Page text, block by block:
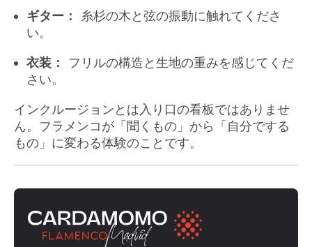
ギター：
糸杉の木と弦の振動に触れてくださ
い。
衣装：
フリルの構造と生地の重みを感じてくだ
さい。
インクルージョンとは入り口の看板ではありませ
ん。フラメンコが「聞くもの」から「自分でする
もの」に変わる体験のことです。